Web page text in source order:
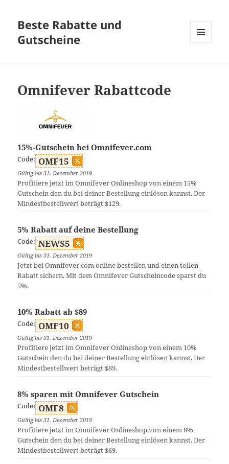
Beste Rabatte und
Gutscheine
Omnifever Rabattcode
15%-Gutschein bei Omnifever.com
Code: OMF15
Gültig bis 31. Dezember 2019
Profitiere jetzt im Omnifever Onlineshop von einem 15%
Gutschein den du bei deiner Bestellung einlösen kannst. Der
Mindestbestellwert beträgt $129.
5% Rabatt auf deine Bestellung
Code: NEWS5
Gültig bis 31. Dezember 2019
Jetzt bei Omnifever.com online bestellen und einen tollen
Rabatt sichern. Mit dem Omnifever Gutscheincode sparst du
5%.
10% Rabatt ab $89
Code: OMF10
Gültig bis 31. Dezember 2019
Profitiere jetzt im Omnifever Onlineshop von einem 10%
Gutschein den du bei deiner Bestellung einlösen kannst. Der
Mindestbestellwert beträgt $89.
8% sparen mit Omnifever Gutschein
Code: OMF8
Gültig bis 31. Dezember 2019
Profitiere jetzt im Omnifever Onlineshop von einem 8%
Gutschein den du bei deiner Bestellung einlösen kannst. Der
Mindestbestellwert beträgt $69.